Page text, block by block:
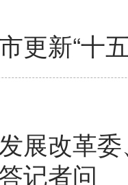
更新“十
展改革
记者问